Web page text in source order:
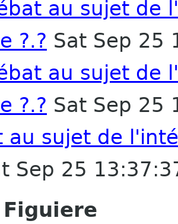
au sujet de
?.? Sat Sep 25
au sujet de
?.? Sat Sep 25
au sujet de
Sep 25